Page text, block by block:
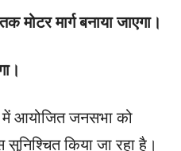
मार्ग बनाया जाएगा।
में आयोजित जनसभा को
किया जा रहा है।